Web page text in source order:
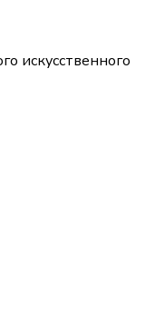
искусственного